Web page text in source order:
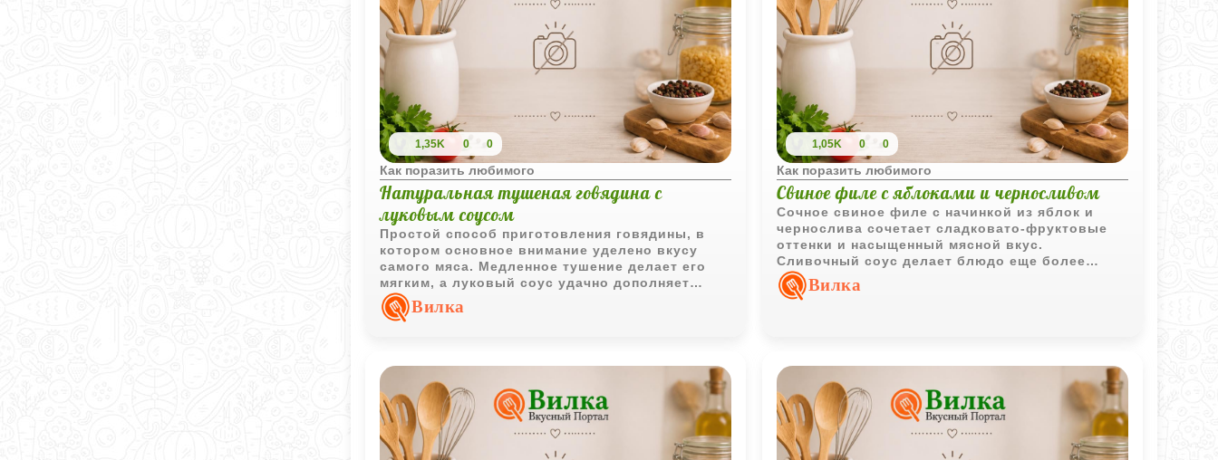
1,35K 0 0
Как поразить любимого
Натуральная тушеная говядина с
луковым соусом
Простой способ приготовления говядины, в
котором основное внимание уделено вкусу
самого мяса. Медленное тушение делает его
мягким, а луковый соус удачно дополняет
блюдо без лишних ингредиентов.
Вилка
1,05K 0 0
Как поразить любимого
Свиное филе с яблоками и черносливом
Сочное свиное филе с начинкой из яблок и
чернослива сочетает сладковато-фруктовые
оттенки и насыщенный мясной вкус.
Сливочный соус делает блюдо еще более
выразительным и отлично дополняет подачу.
Вилка